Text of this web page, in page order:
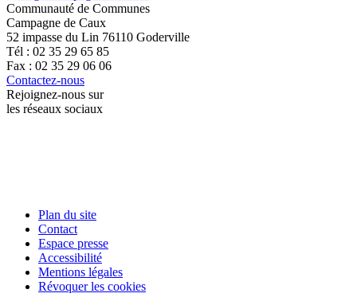
Communauté de Communes
Campagne de Caux
52 impasse du Lin 76110 Goderville
Tél : 02 35 29 65 85
Fax : 02 35 29 06 06
Contactez-nous
Rejoignez-nous sur
les réseaux sociaux
Plan du site
Contact
Espace presse
Accessibilité
Mentions légales
Révoquer les cookies